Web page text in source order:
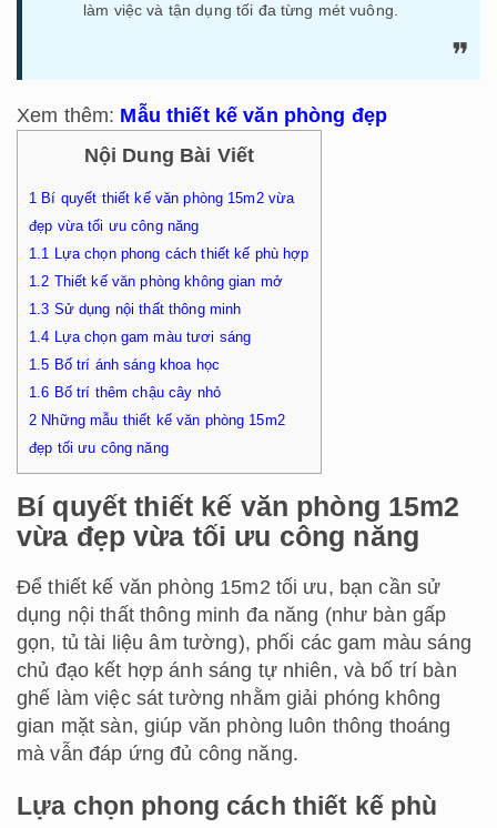
làm việc và tận dụng tối đa từng mét vuông.
Xem thêm: Mẫu thiết kế văn phòng đẹp
Nội Dung Bài Viết
1 Bí quyết thiết kế văn phòng 15m2 vừa
đẹp vừa tối ưu công năng
1.1 Lựa chọn phong cách thiết kế phù hợp
1.2 Thiết kế văn phòng không gian mở
1.3 Sử dụng nội thất thông minh
1.4 Lựa chọn gam màu tươi sáng
1.5 Bố trí ánh sáng khoa học
1.6 Bố trí thêm chậu cây nhỏ
2 Những mẫu thiết kế văn phòng 15m2
đẹp tối ưu công năng
Bí quyết thiết kế văn phòng 15m2
vừa đẹp vừa tối ưu công năng
Để thiết kế văn phòng 15m2 tối ưu, bạn cần sử
dụng nội thất thông minh đa năng (như bàn gấp
gọn, tủ tài liệu âm tường), phối các gam màu sáng
chủ đạo kết hợp ánh sáng tự nhiên, và bố trí bàn
ghế làm việc sát tường nhằm giải phóng không
gian mặt sàn, giúp văn phòng luôn thông thoáng
mà vẫn đáp ứng đủ công năng.
Lựa chọn phong cách thiết kế phù